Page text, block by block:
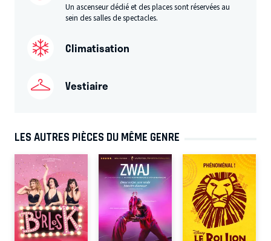
Un ascenseur dédié et des places sont réservées au
sein des salles de spectacles.
Climatisation
Vestiaire
LES AUTRES PIÈCES DU MÊME GENRE